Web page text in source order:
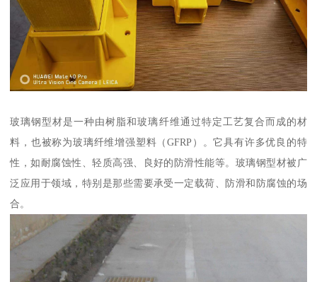
玻璃钢型材是一种由树脂和玻璃纤维通过特定工艺复合而成的材
料，也被称为玻璃纤维增强塑料（GFRP）。它具有许多优良的特
性，如耐腐蚀性、轻质高强、良好的防滑性能等。玻璃钢型材被广
泛应用于领域，特别是那些需要承受一定载荷、防滑和防腐蚀的场
合。